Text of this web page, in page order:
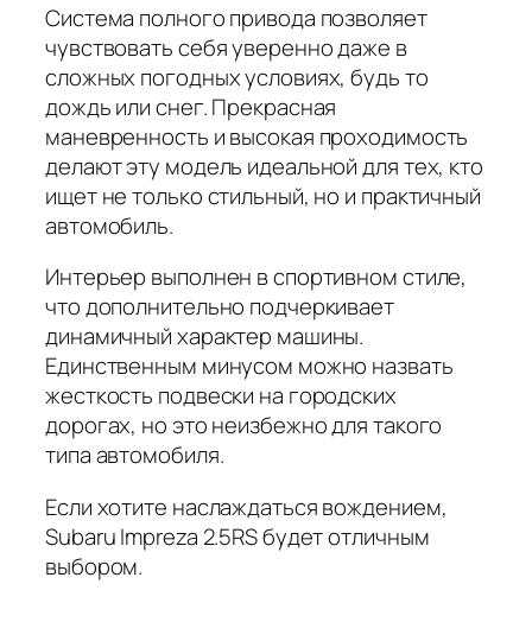
Система полного привода позволяет
чувствовать себя уверенно даже в
сложных погодных условиях, будь то
дождь или снег. Прекрасная
маневренность и высокая проходимость
делают эту модель идеальной для тех, кто
ищет не только стильный, но и практичный
автомобиль.
Интерьер выполнен в спортивном стиле,
что дополнительно подчеркивает
динамичный характер машины.
Единственным минусом можно назвать
жесткость подвески на городских
дорогах, но это неизбежно для такого
типа автомобиля.
Если хотите наслаждаться вождением,
Subaru Impreza 2.5RS будет отличным
выбором.